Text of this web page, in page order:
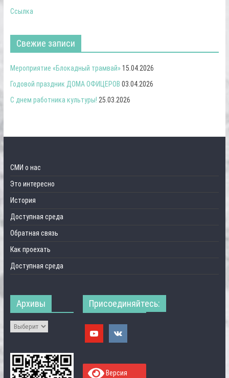
Ссылка
Свежие записи
Мероприятие «Блокадный трамвай» 15.04.2026
Годовой праздник ДОМА ОФИЦЕРОВ 03.04.2026
С днем работника культуры! 25.03.2026
СМИ о нас
Это интересно
История
Доступная среда
Обратная связь
Как проехать
Доступная среда
Архивы Присоединяйтесь:
Версия